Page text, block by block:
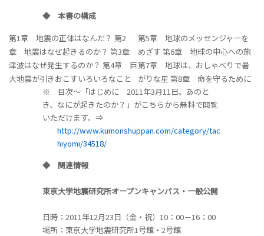
◆ 本書の構成
第1章 地震の正体はなんだ？ 第2
章 地震はなぜ起きるのか？ 第3章
津波はなぜ発生するのか？ 第4章 巨
大地震が引きおこすいろいろなこと
第5章 地球のメッセンジャーを
めざす 第6章 地球の中心への旅
第7章 地球は、おしゃべりで暑
がりな星 第8章 命を守るために
※ 目次～「はじめに 2011年3月11日。あのと
き、なにが起きたのか？」がこちらから無料で閲覧
いただけます。⇒
http://www.kumonshuppan.com/category/tac
hiyomi/34518/
◆ 関連情報
東京大学地震研究所オープンキャンパス・一般公開
日時：2011年12月23日（金・祝）10：00－16：00
場所：東京大学地震研究所1号館・2号館